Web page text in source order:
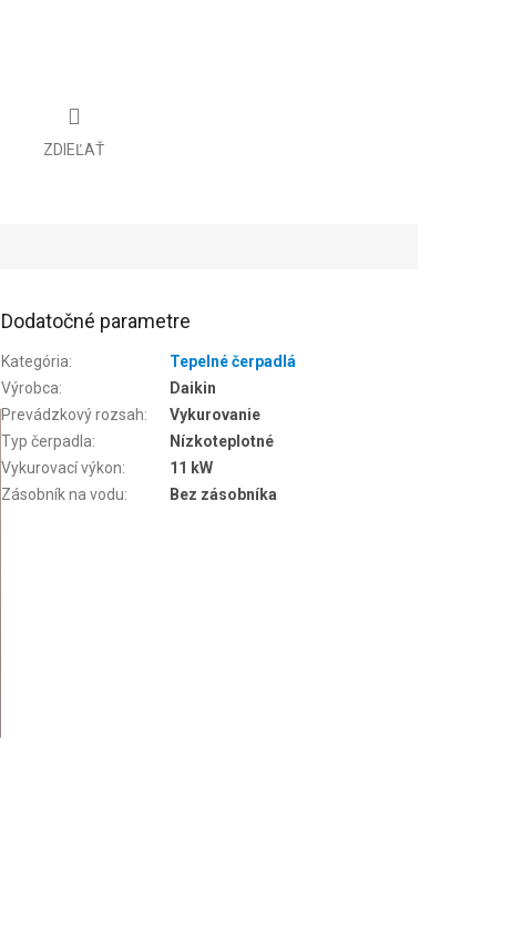
ZDIEĽAŤ
Dodatočné parametre
Kategória:
Tepelné čerpadlá
Výrobca:
Daikin
Prevádzkový rozsah:
Vykurovanie
Typ čerpadla:
Nízkoteplotné
Vykurovací výkon:
11 kW
Zásobník na vodu: Bez zásobníka